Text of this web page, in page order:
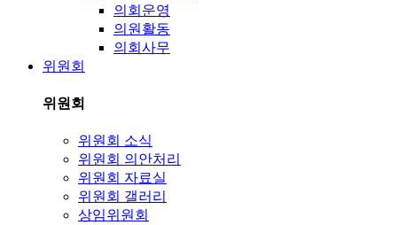
의회운영
의원활동
의회사무
위원회
위원회
위원회 소식
위원회 의안처리
위원회 자료실
위원회 갤러리
상임위원회